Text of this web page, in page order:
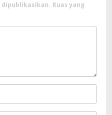
dipublikasikan. Ruas yang